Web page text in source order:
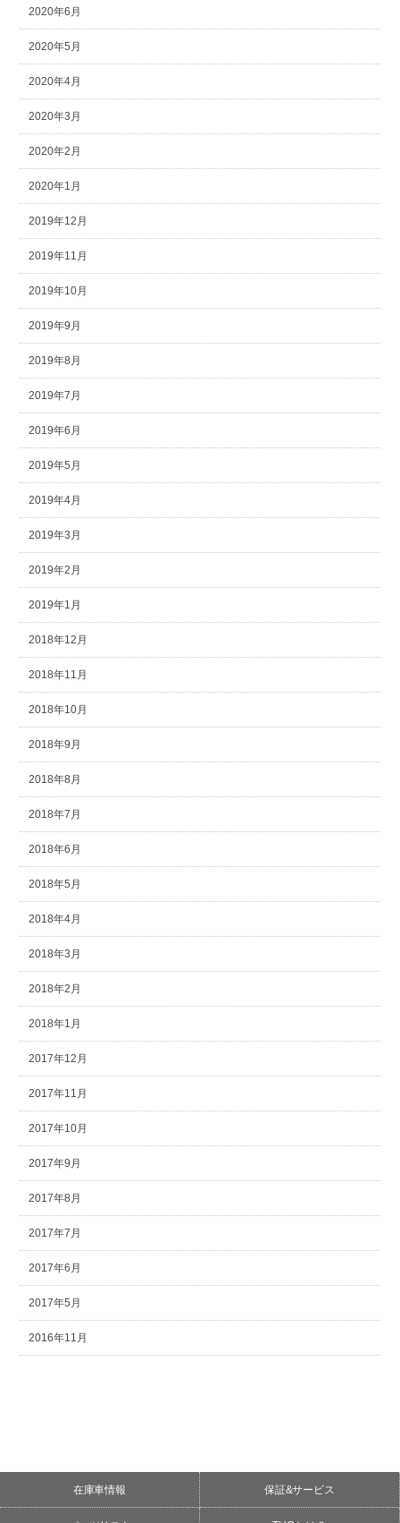
2020年6月
2020年5月
2020年4月
2020年3月
2020年2月
2020年1月
2019年12月
2019年11月
2019年10月
2019年9月
2019年8月
2019年7月
2019年6月
2019年5月
2019年4月
2019年3月
2019年2月
2019年1月
2018年12月
2018年11月
2018年10月
2018年9月
2018年8月
2018年7月
2018年6月
2018年5月
2018年4月
2018年3月
2018年2月
2018年1月
2017年12月
2017年11月
2017年10月
2017年9月
2017年8月
2017年7月
2017年6月
2017年5月
2016年11月
在庫車情報 保証&サービス